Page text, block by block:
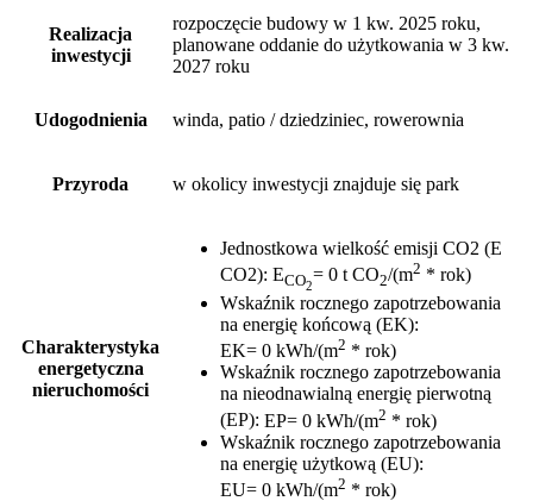
Realizacja
inwestycji
rozpoczęcie budowy w 1 kw. 2025 roku,
planowane oddanie do użytkowania w 3 kw.
2027 roku
Udogodnienia winda, patio / dziedziniec, rowerownia
Przyroda w okolicy inwestycji znajduje się park
Charakterystyka
energetyczna
nieruchomości
Jednostkowa wielkość emisji CO2 (E
CO2): ECO2
= 0 t CO2/(m2 * rok)
Wskaźnik rocznego zapotrzebowania
na energię końcową (EK):
EK= 0 kWh/(m2 * rok)
Wskaźnik rocznego zapotrzebowania
na nieodnawialną energię pierwotną
(EP): EP= 0 kWh/(m2 * rok)
Wskaźnik rocznego zapotrzebowania
na energię użytkową (EU):
EU= 0 kWh/(m2 * rok)